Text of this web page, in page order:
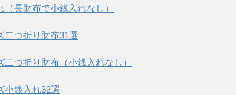
（長財布で小銭入れなし）
二つ折り財布31選
二つ折り財布（小銭入れなし）
小銭入れ32選